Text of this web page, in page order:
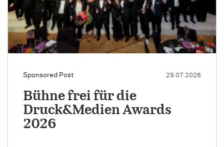
Sponsored Post 29.07.2026
Bühne frei für die
Druck&Medien Awards
2026